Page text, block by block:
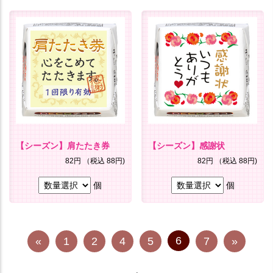
【シーズン】肩たたき券
82円 （税込 88円)
個
【シーズン】感謝状
82円 （税込 88円)
個
« 1 2 4 5 6 7 »